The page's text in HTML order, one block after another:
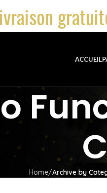
ACCUEIL
Home Archive by